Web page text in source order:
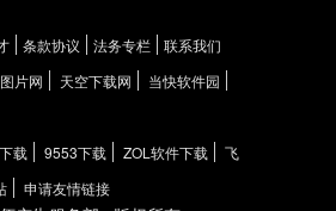
条款协议 法务专栏
联系我们
片网 天空下载网
当快软件园
载 9553下载 ZOL软件下载
飞
申请友情链接